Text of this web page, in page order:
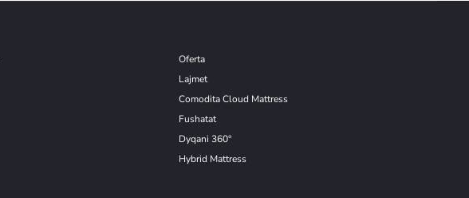
Oferta
Lajmet
Comodita Cloud Mattress
Fushatat
Dyqani 360°
Hybrid Mattress